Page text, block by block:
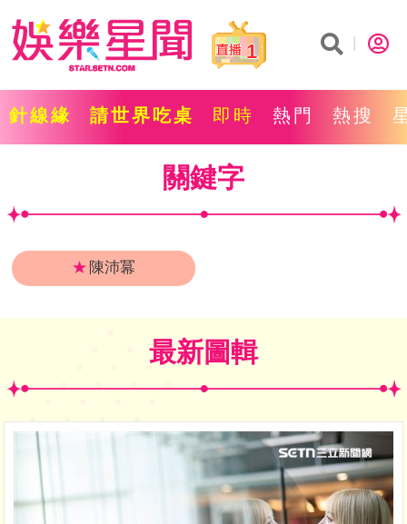
1
針線緣 請世界吃桌 即時 熱門 熱搜
關鍵字
★ 陳沛冪
最新圖輯